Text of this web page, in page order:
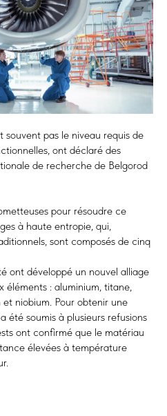
souvent pas le niveau requis de
ont déclaré des
de recherche de Belgorod
pour résoudre ce
à haute entropie, qui,
sont composés de cinq
ont développé un nouvel alliage
éléments : aluminium, titane,
niobium. Pour obtenir une
été soumis à plusieurs refusions
ont confirmé que le matériau
élevées à température